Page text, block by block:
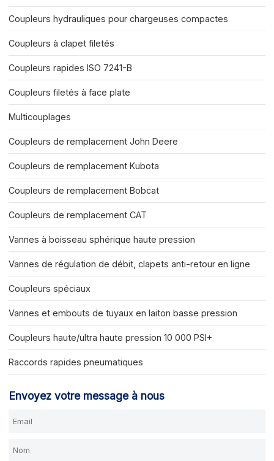
Coupleurs hydrauliques pour chargeuses compactes
Coupleurs à clapet filetés
Coupleurs rapides ISO 7241-B
Coupleurs filetés à face plate
Multicouplages
Coupleurs de remplacement John Deere
Coupleurs de remplacement Kubota
Coupleurs de remplacement Bobcat
Coupleurs de remplacement CAT
Vannes à boisseau sphérique haute pression
Vannes de régulation de débit, clapets anti-retour en ligne
Coupleurs spéciaux
Vannes et embouts de tuyaux en laiton basse pression
Coupleurs haute/ultra haute pression 10 000 PSI+
Raccords rapides pneumatiques
Envoyez votre message à nous